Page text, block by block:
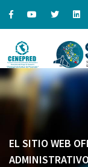
EL SITIO WEB